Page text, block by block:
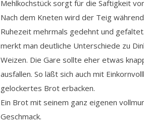
Mehlkochstück sorgt für die Saftigkeit
Nach dem Kneten wird der Teig
Ruhezeit mehrmals gedehnt und
merkt man deutliche Unterschiede zu
Weizen. Die Gare sollte eher etwas
ausfallen. So läßt sich auch mit
gelockertes Brot erbacken.
Ein Brot mit seinem ganz eigenen
Geschmack.